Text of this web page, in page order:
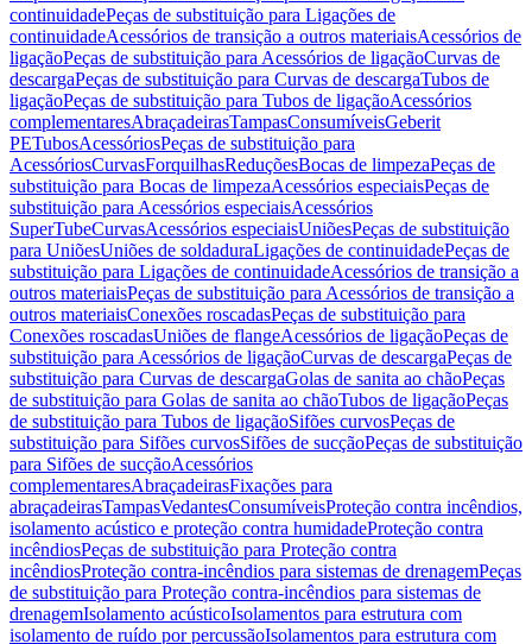
continuidadePeças de substituição para Ligações de
continuidadeAcessórios de transição a outros materiaisAcessórios de
ligaçãoPeças de substituição para Acessórios de ligaçãoCurvas de
descargaPeças de substituição para Curvas de descargaTubos de
ligaçãoPeças de substituição para Tubos de ligaçãoAcessórios
complementaresAbraçadeirasTampasConsumíveisGeberit
PETubosAcessóriosPeças de substituição para
AcessóriosCurvasForquilhasReduçõesBocas de limpezaPeças de
substituição para Bocas de limpezaAcessórios especiaisPeças de
substituição para Acessórios especiaisAcessórios
SuperTubeCurvasAcessórios especiaisUniõesPeças de substituição
para UniõesUniões de soldaduraLigações de continuidadePeças de
substituição para Ligações de continuidadeAcessórios de transição a
outros materiaisPeças de substituição para Acessórios de transição a
outros materiaisConexões roscadasPeças de substituição para
Conexões roscadasUniões de flangeAcessórios de ligaçãoPeças de
substituição para Acessórios de ligaçãoCurvas de descargaPeças de
substituição para Curvas de descargaGolas de sanita ao chãoPeças
de substituição para Golas de sanita ao chãoTubos de ligaçãoPeças
de substituição para Tubos de ligaçãoSifões curvosPeças de
substituição para Sifões curvosSifões de sucçãoPeças de substituição
para Sifões de sucçãoAcessórios
complementaresAbraçadeirasFixações para
abraçadeirasTampasVedantesConsumíveisProteção contra incêndios,
isolamento acústico e proteção contra humidadeProteção contra
incêndiosPeças de substituição para Proteção contra
incêndiosProteção contra-incêndios para sistemas de drenagemPeças
de substituição para Proteção contra-incêndios para sistemas de
drenagemIsolamento acústicoIsolamentos para estrutura com
isolamento de ruído por percussãoIsolamentos para estrutura com